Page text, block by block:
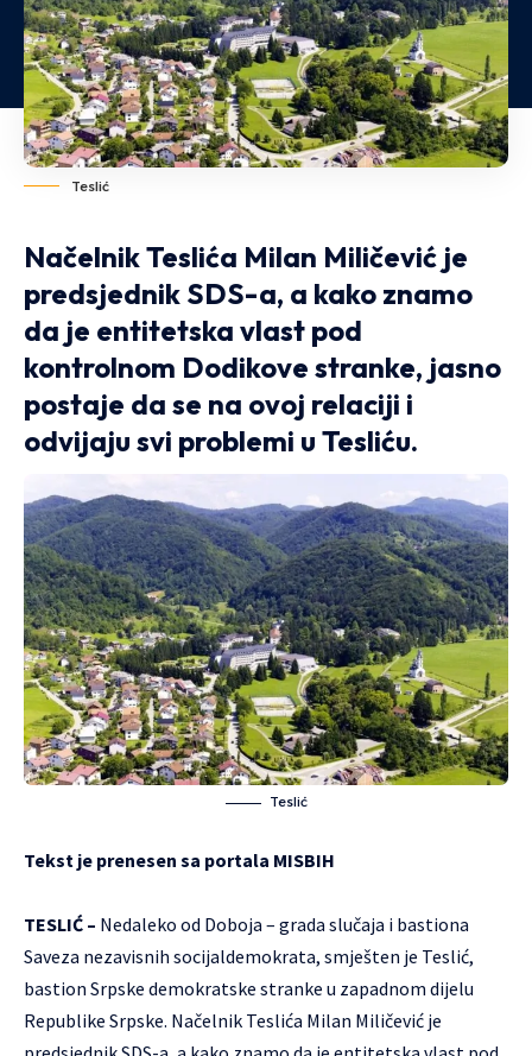
Teslić
Načelnik Teslića Milan Miličević je
predsjednik SDS-a, a kako znamo
da je entitetska vlast pod
kontrolnom Dodikove stranke, jasno
postaje da se na ovoj relaciji i
odvijaju svi problemi u Tesliću.
Teslić
Tekst je prenesen sa portala MISBIH
TESLIĆ – Nedaleko od Doboja – grada slučaja i bastiona
Saveza nezavisnih socijaldemokrata, smješten je Teslić,
bastion Srpske demokratske stranke u zapadnom dijelu
Republike Srpske. Načelnik Teslića Milan Miličević je